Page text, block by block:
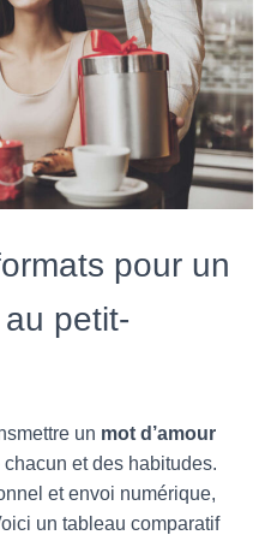
pour un
petit-
un mot d’amour
et des habitudes.
et envoi numérique,
un tableau comparatif